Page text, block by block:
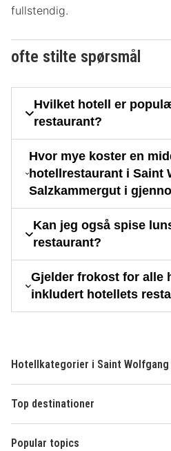
fullstendig.
ofte stilte spørsmål
Hvilket hotell er
restaurant?
Hvor mye koster en
hotellrestaurant i Saint
Salzkammergut i
Kan jeg også spise
restaurant?
Gjelder frokost for alle
inkludert hotellets
Hotellkategorier i Saint
Top destinationer
Popular topics